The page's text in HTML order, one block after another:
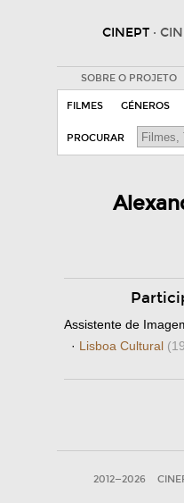
CINEPT ·
SOBRE O PROJETO
FILMES GÉNEROS
PROCURAR
Assistente de
· Lisboa Cultural
2012—2026